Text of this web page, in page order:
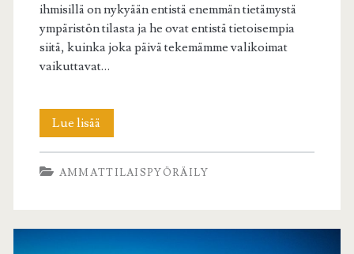
ihmisillä on nykyään entistä enemmän tietämystä
ympäristön tilasta ja he ovat entistä tietoisempia
siitä, kuinka joka päivä tekemämme valikoimat
vaikuttavat…
Lue lisääPolkupyöräily
on
nyt
AMMATTILAISPYÖRÄILY